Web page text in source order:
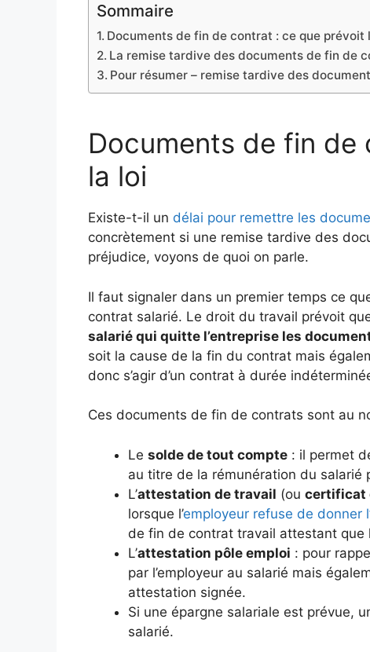
Sommaire
Documents de fin de contrat : ce que prévoit
La remise tardive des documents de fin de
Pour résumer – remise tardive des
Documents de fin
la loi
Existe-t-il un délai pour remettre les
concrètement si une remise tardive des
préjudice, voyons de quoi on parle.
Il faut signaler dans un premier temps ce
contrat salarié. Le droit du travail prévoit
salarié qui quitte l’entreprise les
soit la cause de la fin du contrat mais
donc s’agir d’un contrat à durée
Ces documents de fin de contrats sont au
Le solde de tout compte : il permet
au titre de la rémunération du
L’attestation de travail (ou certificat
lorsque l’employeur refuse de donner
de fin de contrat travail attestant que
L’attestation pôle emploi : pour
par l’employeur au salarié mais
attestation signée.
Si une épargne salariale est prévue,
salarié.